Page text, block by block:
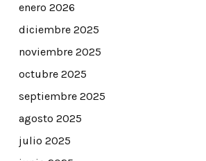
enero 2026
diciembre 2025
noviembre 2025
octubre 2025
septiembre 2025
agosto 2025
julio 2025